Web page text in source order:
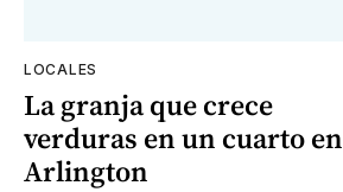
LOCALES
La granja que crece
verduras en un cuarto en
Arlington